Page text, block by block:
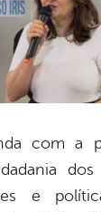
com a
dos
e